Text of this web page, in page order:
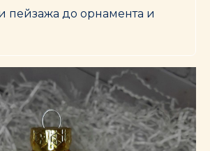
пейзажа до орнамента и